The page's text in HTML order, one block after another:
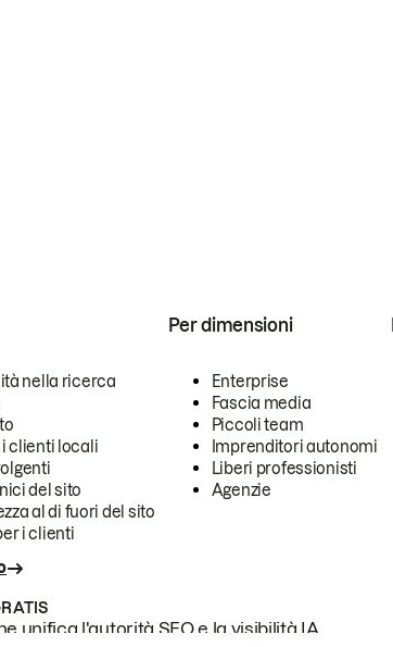
nella ricerca
clienti locali
del sito
al di fuori del sito
i clienti
Per dimensioni
Enterprise
Fascia media
Piccoli team
Imprenditori autonomi
Liberi professionisti
Agenzie
unifica l'autorità SEO e la visibilità IA.